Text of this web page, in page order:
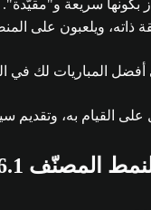
ويلعبون على المنصة
أفضل المباريات لك في
على القيام به، وتقديم
المصنّف 26.1